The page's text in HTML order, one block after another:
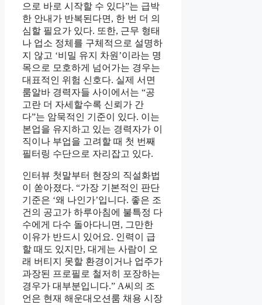
으로 바로 시작할 수 있다”는 급박
한 안내가 반복된다면, 한 번 더 의
심할 필요가 있다. 또한, 근무 형태
나 업소 정체를 구체적으로 설명하
지 않고 ‘비밀 유지 차원’이라는 명
목으로 모호하게 넘어가는 경우는
대표적인 위험 신호다. 실제 서면
룸알바 경력자들 사이에서는 “공
고란 더 자세할수록 신뢰가 간
다”는 암묵적인 기준이 있다. 이는
본업을 유지하고 있는 경력자가 이
직이나 부업을 고려할 때 첫 번째
필터링 수단으로 자리잡고 있다.
인터뷰 첫말부터 현장의 직설화법
이 쏟아졌다. “가장 기본적인 판단
기준은 ‘왜 나인가’입니다. 좋은 조
건의 공고가 하루아침에 불특정 다
수에게 다수 돌아다니면, 그만한
이유가 반드시 있어요. 인력이 급
할 때도 있지만, 대게는 사람이 오
래 버티지 못할 환경이거나 업주가
과장된 프로필로 철저히 포장하는
경우가 대부분입니다.” A씨의 조
언은 현재 해운대오션룸 채용 시장